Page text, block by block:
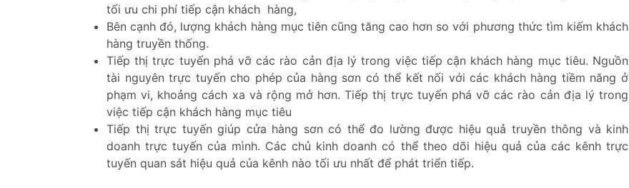
tối ưu chi phí tiếp cận khách hàng,
Bên cạnh đó, lượng khách hàng mục tiên cũng tăng cao hơn so với phương thức tìm kiếm khách
hàng truyền thống.
Tiếp thị trực tuyến phá vỡ các rào cản địa lý trong việc tiếp cận khách hàng mục tiêu. Nguồn
tài nguyên trực tuyến cho phép của hàng sơn có thể kết nối với các khách hàng tiềm năng ở
phạm vi, khoảng cách xa và rộng mở hơn. Tiếp thị trực tuyến phá vỡ các rào cản địa lý trong
việc tiếp cận khách hàng mục tiêu
Tiếp thị trực tuyến giúp cửa hàng sơn có thể đo lường được hiệu quả truyền thông và kinh
doanh trực tuyến của mình. Các chủ kinh doanh có thể theo dõi hiệu quả của các kênh trực
tuyến quan sát hiệu quả của kênh nào tối ưu nhất để phát triển tiếp.